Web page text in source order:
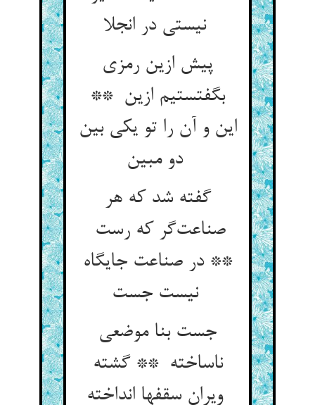
نیستی در انجلا
پیش ازین رمزی
بگفتستیم ازین **
این و آن را تو یکی بین
دو مبین
گفته شد که هر
صناعت‌گر که رست
** در صناعت جایگاه
نیست جست
جست بنا موضعی
ناساخته ** گشته
ویران سقفها انداخته